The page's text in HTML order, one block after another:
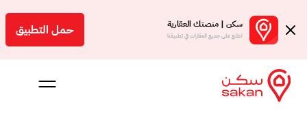
سكن | منصتك العقارية
اطلع على جميع العقارات في تطبيقنا حمل التطبيق